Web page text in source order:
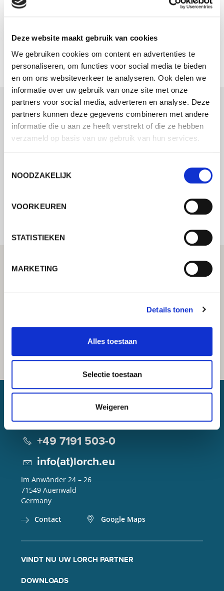
Deze website maakt gebruik van cookies
We gebruiken cookies om content en advertenties te
personaliseren, om functies voor social media te bieden
en om ons websiteverkeer te analyseren. Ook delen we
informatie over uw gebruik van onze site met onze
partners voor social media, adverteren en analyse. Deze
partners kunnen deze gegevens combineren met andere
informatie die u aan ze heeft verstrekt of die ze hebben
verzameld op basis van uw gebruik van hun services.
NOODZAKELIJK
VOORKEUREN
STATISTIEKEN
MARKETING
Details tonen
Alles toestaan
Selectie toestaan
Weigeren
+4999713891
Nu contact opnemen
Neem contact met ons op via ons online
formulier en wij nemen zo spoedig
Lorch Schweißtechnik GmbH
+49 7191 503-0
info(at)lorch.eu
Im Anwänder 24 – 26
71549 Auenwald
Germany
Contact
Google Maps
VINDT NU UW LORCH PARTNER
DOWNLOADS